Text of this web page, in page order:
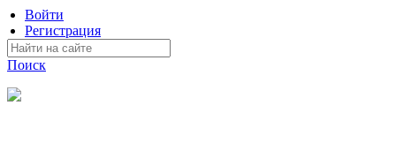
Войти
Регистрация
Поиск